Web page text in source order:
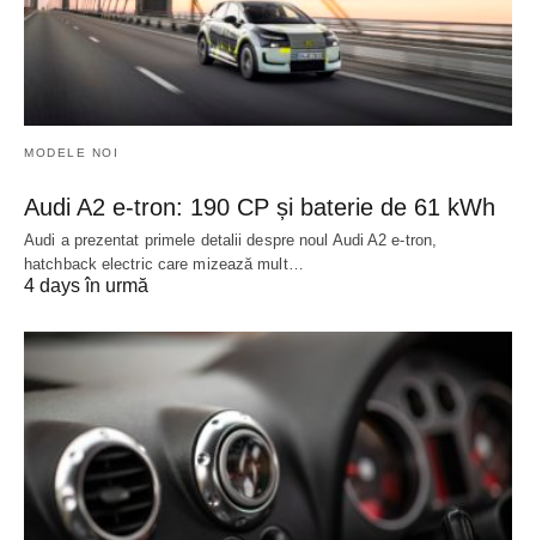
MODELE NOI
Audi A2 e-tron: 190 CP și baterie de 61 kWh
Audi a prezentat primele detalii despre noul Audi A2 e-tron,
hatchback electric care mizează mult…
4 days în urmă